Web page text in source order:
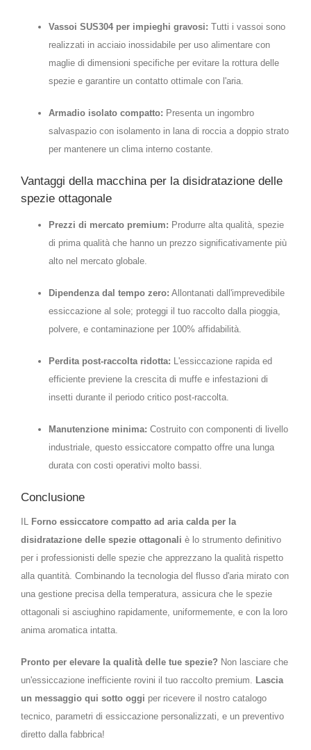
Vassoi SUS304 per impieghi gravosi: Tutti i vassoi sono
realizzati in acciaio inossidabile per uso alimentare con
maglie di dimensioni specifiche per evitare la rottura delle
spezie e garantire un contatto ottimale con l'aria.
Armadio isolato compatto: Presenta un ingombro
salvaspazio con isolamento in lana di roccia a doppio strato
per mantenere un clima interno costante.
Vantaggi della macchina per la disidratazione delle
spezie ottagonale
Prezzi di mercato premium: Produrre alta qualità, spezie
di prima qualità che hanno un prezzo significativamente più
alto nel mercato globale.
Dipendenza dal tempo zero: Allontanati dall'imprevedibile
essiccazione al sole; proteggi il tuo raccolto dalla pioggia,
polvere, e contaminazione per 100% affidabilità.
Perdita post-raccolta ridotta: L'essiccazione rapida ed
efficiente previene la crescita di muffe e infestazioni di
insetti durante il periodo critico post-raccolta.
Manutenzione minima: Costruito con componenti di livello
industriale, questo essiccatore compatto offre una lunga
durata con costi operativi molto bassi.
Conclusione
IL Forno essiccatore compatto ad aria calda per la
disidratazione delle spezie ottagonali è lo strumento definitivo
per i professionisti delle spezie che apprezzano la qualità rispetto
alla quantità. Combinando la tecnologia del flusso d'aria mirato con
una gestione precisa della temperatura, assicura che le spezie
ottagonali si asciughino rapidamente, uniformemente, e con la loro
anima aromatica intatta.
Pronto per elevare la qualità delle tue spezie? Non lasciare che
un'essiccazione inefficiente rovini il tuo raccolto premium. Lascia
un messaggio qui sotto oggi per ricevere il nostro catalogo
tecnico, parametri di essiccazione personalizzati, e un preventivo
diretto dalla fabbrica!